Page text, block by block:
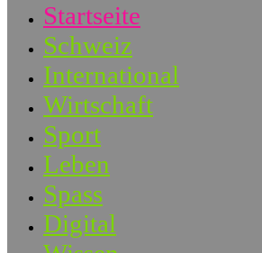
Startseite
Schweiz
International
Wirtschaft
Sport
Leben
Spass
Digital